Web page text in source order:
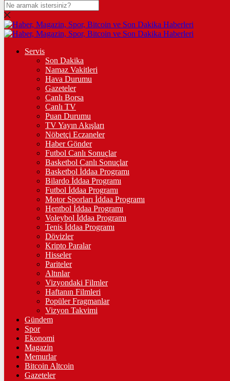
DOLAR
47,6008$% 0.06
% 0.1
STERLİN
% 0.27
GRAM ALTIN
%0,36
ÇEYREK ALTIN
10.660,00%0,90
TAM ALTIN
42.458,00%0,91
%0,46
%0,37
฿%0.8
LİTECOİN
2154.39Ł%0.4
ETHEREUM
90533 Ξ%2
Servis
Son Dakika
Namaz Vakitleri
Hava Durumu
Gazeteler
Canlı Borsa
Canlı TV
Puan Durumu
TV Yayın Akışları
Nöbetçi Eczaneler
Haber Gönder
Futbol Canlı Sonuçlar
Basketbol Canlı Sonuçlar
Basketbol İddaa Programı
Bilardo İddaa Programı
Futbol İddaa Programı
Motor Sporları İddaa Programı
Hentbol İddaa Programı
Voleybol İddaa Programı
Tenis İddaa Programı
Dövizler
Kripto Paralar
Hisseler
Pariteler
Altınlar
Vizyondaki Filmler
Haftanın Filmleri
Popüler Fragmanlar
Vizyon Takvimi
Gündem
Spor
Ekonomi
Magazin
Memurlar
Bitcoin Altcoin
Gazeteler